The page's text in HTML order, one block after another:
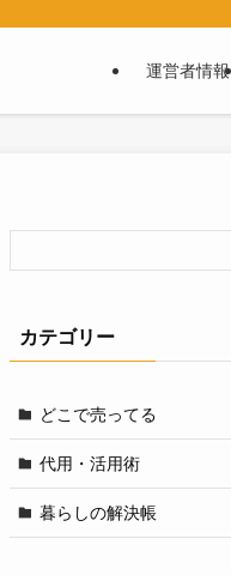
運営者情報
カテゴリー
どこで売ってる
代用・活用術
暮らしの解決帳